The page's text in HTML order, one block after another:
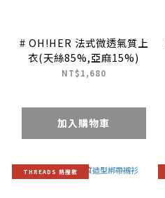
# OH!HER 法式微透氣質上
衣(天絲85%,亞麻15%)
NT$1,680
加入購物車
THREADS 熱搜款